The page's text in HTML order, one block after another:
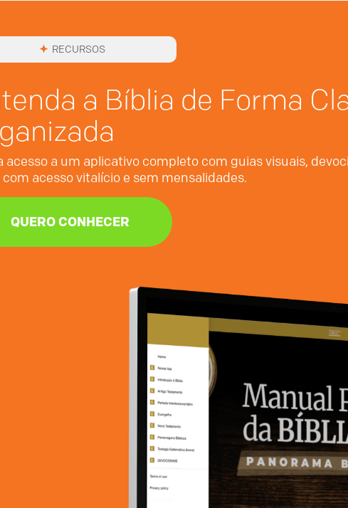
RECURSOS
a Bíblia de Forma
acesso a um aplicativo completo com guias visuais,
com acesso vitalício e sem mensalidades.
QUERO CONHECER